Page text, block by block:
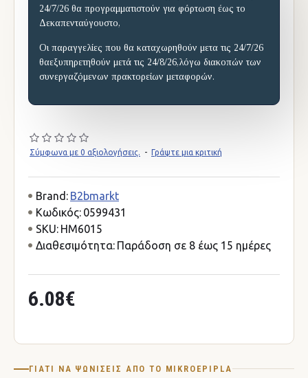
24/7/26 θα προγραμματιστούν για φόρτωση έως το
Δεκαπενταύγουστο,
Οι παραγγελίες που θα καταχωρηθούν μετα τις 24/7/26
θαεξυπηρετηθούν μετά τις 24/8/26,λόγω διακοπών των
συνεργαζόμενων πρακτορείων μεταφορών.
Σύμφωνα με 0 αξιολογήσεις. - Γράψτε μια κριτική
6.08€
Brand: B2bmarkt
Κωδικός: 0599431
SKU: HM6015
Διαθεσιμότητα: Παράδοση σε 8 έως 15 ημέρες
ΓΙΑΤΊ ΝΑ ΨΩΝΊΣΕΙΣ ΑΠΌ ΤΟ MIKROEPIPLA